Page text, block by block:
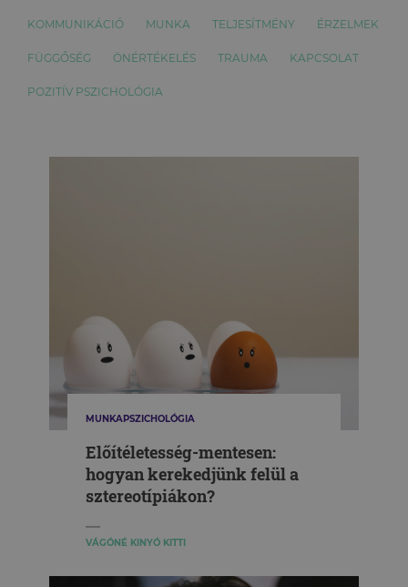
KOMMUNIKÁCIÓ MUNKA TELJESÍTMÉNY ÉRZELMEK
FÜGGŐSÉG ÖNÉRTÉKELÉS TRAUMA KAPCSOLAT
POZITÍV PSZICHOLÓGIA
MUNKAPSZICHOLÓGIA
Előítéletesség-mentesen:
hogyan kerekedjünk felül a
sztereotípiákon?
VÁGÓNÉ KINYÓ KITTI